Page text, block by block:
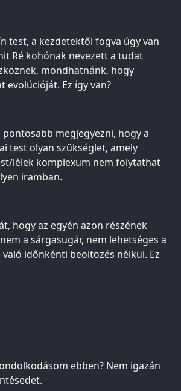
test, a kezdetektől fogva úgy van
Ré kohónak nevezett a tudat
mondhatnánk, hogy
evolúcióját. Ez így van?
pontosabb megjegyezni, hogy a
test olyan szükséglet, amely
lélek komplexum nem folytathat
iramban.
hogy az egyén azon részének
a sárgasugár, nem lehetséges a
időnkénti beöltözés nélkül. Ez
ebben? Nem igazán